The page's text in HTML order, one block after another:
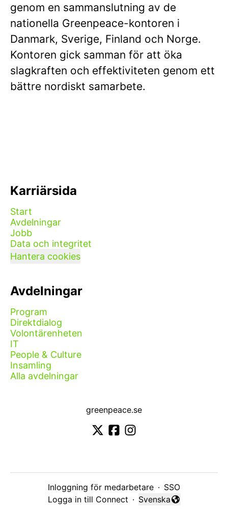
genom en sammanslutning av de
nationella Greenpeace-kontoren i
Danmark, Sverige, Finland och Norge.
Kontoren gick samman för att öka
slagkraften och effektiviteten genom ett
bättre nordiskt samarbete.
Karriärsida
Start
Avdelningar
Jobb
Data och integritet
Hantera cookies
Avdelningar
Program
Direktdialog
Volontärenheten
IT
People & Culture
Insamling
Alla avdelningar
greenpeace.se
Inloggning för medarbetare · SSO
Logga in till Connect ·
Byt språk
Svenska